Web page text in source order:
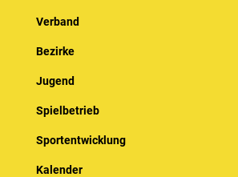
Verband
Bezirke
Jugend
Spielbetrieb
Sportentwicklung
Kalender